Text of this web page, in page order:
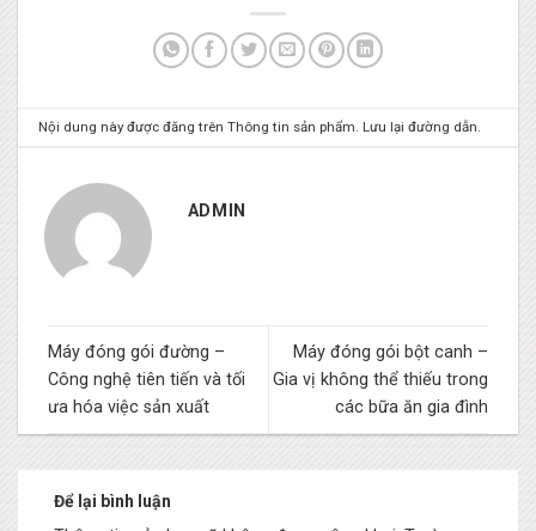
Nội dung này được đăng trênThông tin sản phẩm. Lưu lạiđường dẫn.
ADMIN
Máy đóng gói đường –
Công nghệ tiên tiến và tối
ưa hóa việc sản xuất
Máy đóng gói bột canh –
Gia vị không thể thiếu trong
các bữa ăn gia đình
Để lại bình luận